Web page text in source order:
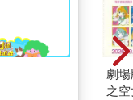
劇
之